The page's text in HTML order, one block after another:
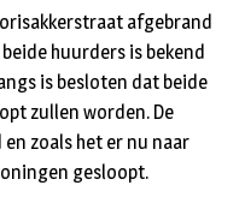
afgebrand
huurders is bekend
is besloten dat beide
zullen worden. De
zoals het er nu naar
gesloopt.